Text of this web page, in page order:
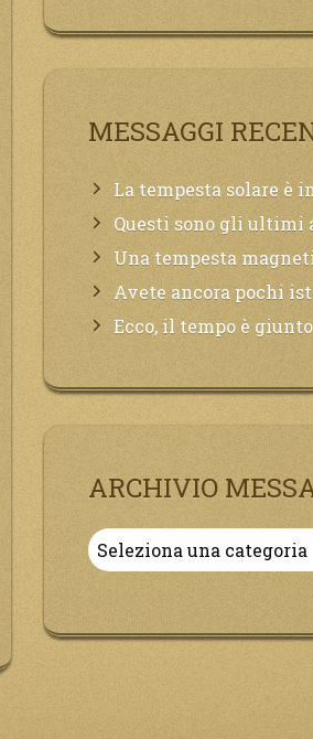
MESSAGGI
La tempesta solare è in atto, questa generazione soffrirà molto, la Terra arderà, l’acqua sarà
Questi sono gli ultimi attimi di vita, chi si vuole salvare
Una tempesta magnetica è in corso, questa generazione patirà. Il black out non tarderà ad
Avete ancora pochi istanti per convertirvi, non perdete tempo, la sciagura arriverà all’improvviso e per
Ecco, il tempo è giunto all’unione del Padre con il figlio, non avete
ARCHIVIO
Archivio
Messaggi